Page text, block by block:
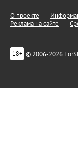
О проекте
Реклама на сайте
18+ © 2006-2026